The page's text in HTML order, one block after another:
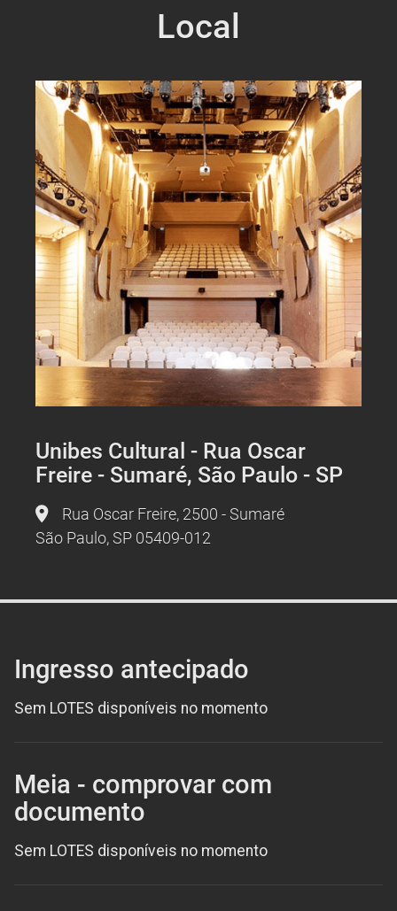
Local
Unibes Cultural - Rua Oscar
Freire - Sumaré, São Paulo - SP
Rua Oscar Freire, 2500 -Sumaré
São Paulo, SP 05409-012
Ingresso antecipado
Sem LOTES disponíveis no momento
Meia - comprovar com
documento
Sem LOTES disponíveis no momento